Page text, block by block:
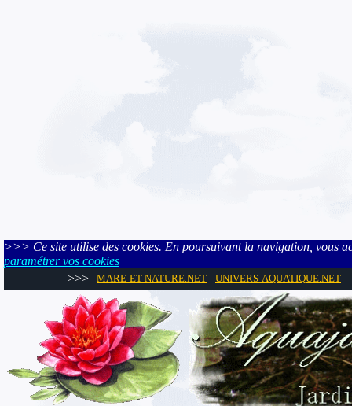
>>> Ce site utilise des cookies. En poursuivant la navigation, vous
paramétrer vos cookies
>>>
MARE-ET-NATURE.NET UNIVERS-AQUATIQUE.NET